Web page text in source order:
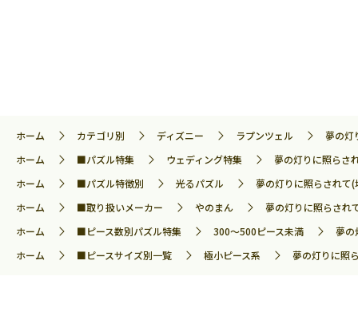
ホーム カテゴリ別 ディズニー ラプンツェル
夢の
ホーム
■パズル特集 ウェディング特集
夢の灯りに照ら
ホーム
■パズル特徴別 光るパズル
夢の灯りに照らされ
ホーム
■取り扱いメーカー やのまん
夢の灯りに照らさ
ホーム
■ピース数別パズル特集 300～500ピース未満
夢
ホーム
■ピースサイズ別一覧 極小ピース系 夢の灯りに照